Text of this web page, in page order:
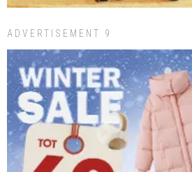
ADVERTISEMENT 9